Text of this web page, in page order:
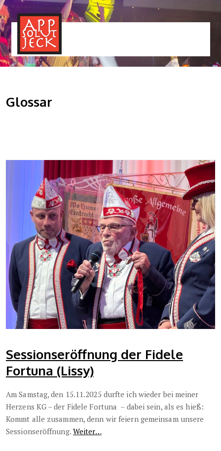
Glossar
Sessionseröffnung der Fidele
Fortuna (Lissy)
Am Samstag, den 15.11.2025 durfte ich wieder bei meiner
Herzens KG – der Fidele Fortuna – dabei sein, als es hieß:
Kommt alle zusammen, denn wir feiern gemeinsam unsere
Sessionseröffnung. Weiter…